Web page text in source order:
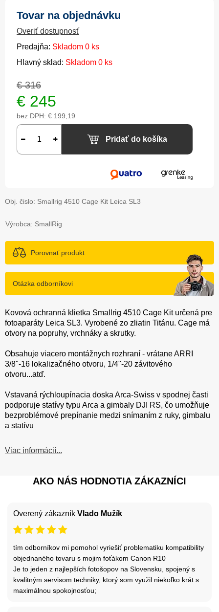
Tovar na objednávku
Overiť dostupnosť
Predajňa: Skladom 0 ks
Hlavný sklad: Skladom 0 ks
€ 316
€ 245
bez DPH: € 199,19
Pridať do košíka
Obj. čislo: Smallrig 4510 Cage Kit Leica SL3
Výrobca: SmallRig
Porovnať produkt
Otázka odborníkovi
Kovová ochranná klietka Smallrig 4510 Cage Kit určená pre
fotoaparáty Leica SL3. Vyrobené zo zliatin Titánu. Cage má
otvory na popruhy, vrchnáky a skrutky.
Obsahuje viacero montážnych rozhraní - vrátane ARRI
3/8"-16 lokalizačného otvoru, 1/4"-20 závitového
otvoru...atď.
Vstavaná rýchloupínacia doska Arca-Swiss v spodnej časti
podporuje statívy typu Arca a gimbaly DJI RS, čo umožňuje
bezproblémové prepínanie medzi snímaním z ruky, gimbalu
a statívu
Viac informácií...
AKO NÁS HODNOTIA ZÁKAZNÍCI
Overený zákazník Vlado Mužík
tím odborníkov mi pomohol vyriešiť problematiku kompatibility
objednaného tovaru s mojim foťákom Canon R10
Je to jeden z najlepších fotošopov na Slovensku, spojený s
kvalitným servisom techniky, ktorý som využil niekoľko krát s
maximálnou spokojnosťou;